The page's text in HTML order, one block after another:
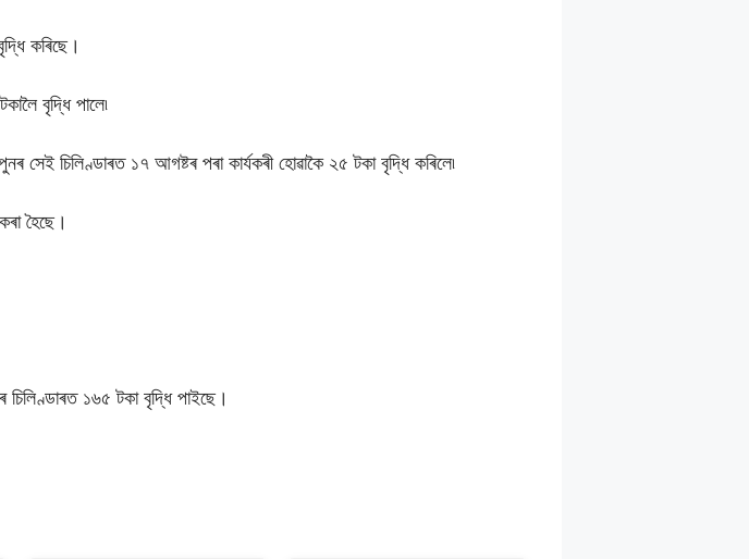
কৰিছে।
বৃদ্ধি পালে৷
চিলিণ্ডাৰত ১৭ আগষ্টৰ পৰা কার্যকৰী হোৱাকৈ ২৫ টকা বৃদ্ধি কৰিলে৷
হৈছে।
১৬৫ টকা বৃদ্ধি পাইছে।